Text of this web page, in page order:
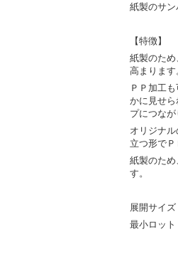
紙製のサン
【特徴】
紙製のた
高まります
ＰＰ加工
かに見せ
プにつなが
オリジナ
立つ形でＰ
紙製のため
す。
展開サイ
最小ロット